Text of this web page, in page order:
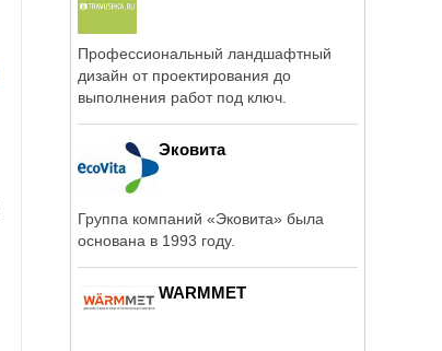
Профессиональный ландшафтный
дизайн от проектирования до
выполнения работ под ключ.
Эковита
Группа компаний «Эковита» была
основана в 1993 году.
WARMMET